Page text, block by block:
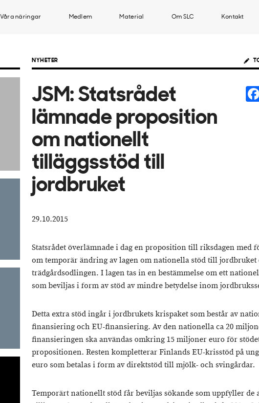
Våra näringar Medlem Material Om SLC Kontakt
NYHETER
JSM: Statsrådet
lämnade proposition
om nationellt
tilläggsstöd till
jordbruket
29.10.2015
Statsrådet överlämnade i dag en proposition till riksdagen med
om temporär ändring av lagen om nationella stöd till jordbruket
trädgårdsodlingen. I lagen tas in en bestämmelse om ett
som beviljas i form av stöd av mindre betydelse inom
Detta extra stöd ingår i jordbrukets krispaket som består av
finansiering och EU-finansiering. Av den nationella ca 20
finansieringen ska användas omkring 15 miljoner euro för
propositionen. Resten kompletterar Finlands EU-krisstöd på
euro som betalas i form av direktstöd till mjölk- och svingårdar.
Temporärt nationellt stöd får beviljas sökande som uppfyller de